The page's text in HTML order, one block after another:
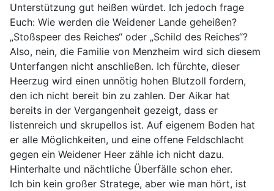
Unterstützung gut heißen würdet. Ich jedoch frage
Euch: Wie werden die Weidener Lande geheißen?
„Stoßspeer des Reiches“ oder „Schild des Reiches“?
Also, nein, die Familie von Menzheim wird sich diesem
Unterfangen nicht anschließen. Ich fürchte, dieser
Heerzug wird einen unnötig hohen Blutzoll fordern,
den ich nicht bereit bin zu zahlen. Der Aikar hat
bereits in der Vergangenheit gezeigt, dass er
listenreich und skrupellos ist. Auf eigenem Boden hat
er alle Möglichkeiten, und eine offene Feldschlacht
gegen ein Weidener Heer zähle ich nicht dazu.
Hinterhalte und nächtliche Überfälle schon eher.
Ich bin kein großer Stratege, aber wie man hört, ist